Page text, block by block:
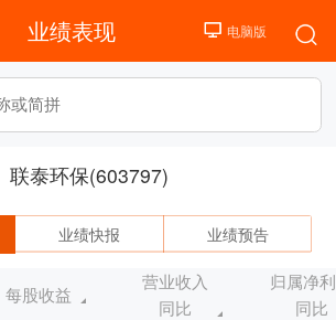
业绩表现
联泰环保(603797)
业绩快报 业绩预告
每股收益
营业收入
同比
归属净
同比